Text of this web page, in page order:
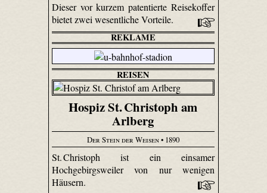
Dieser vor kurzem patentierte Reisekoffer
bietet zwei wesentliche Vorteile.
REKLAME
REISEN
Hospiz St. Christoph am
Arlberg
Der Stein der Weisen• 1890
St. Christoph ist ein einsamer
Hochgebirgsweiler von nur wenigen
Häusern.